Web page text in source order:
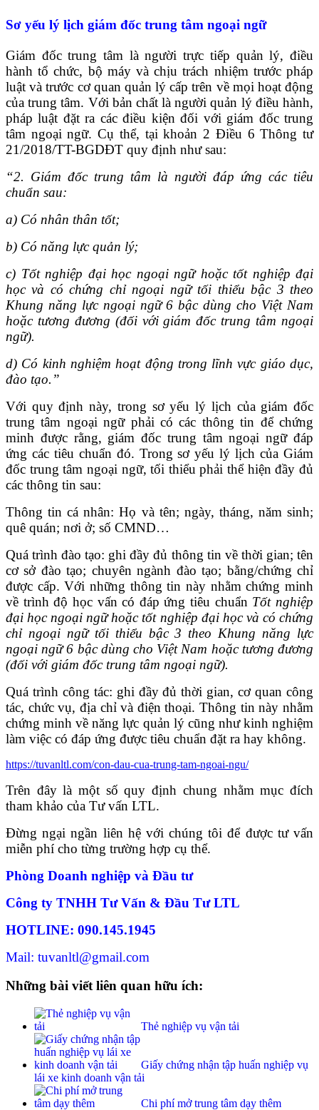
Sơ yếu lý lịch giám đốc trung tâm ngoại ngữ
Giám đốc trung tâm là người trực tiếp quản lý, điều
hành tổ chức, bộ máy và chịu trách nhiệm trước pháp
luật và trước cơ quan quản lý cấp trên về mọi hoạt động
của trung tâm. Với bản chất là người quản lý điều hành,
pháp luật đặt ra các điều kiện đối với giám đốc trung
tâm ngoại ngữ. Cụ thể, tại khoản 2 Điều 6 Thông tư
21/2018/TT-BGDĐT quy định như sau:
“2. Giám đốc trung tâm là người đáp ứng các tiêu
chuẩn sau:
a) Có nhân thân tốt;
b) Có năng lực quản lý;
c) Tốt nghiệp đại học ngoại ngữ hoặc tốt nghiệp đại
học và có chứng chỉ ngoại ngữ tối thiểu bậc 3 theo
Khung năng lực ngoại ngữ 6 bậc dùng cho Việt Nam
hoặc tương đương (đối với giám đốc trung tâm ngoại
ngữ).
d) Có kinh nghiệm hoạt động trong lĩnh vực giáo dục,
đào tạo.”
Với quy định này, trong sơ yếu lý lịch của giám đốc
trung tâm ngoại ngữ phải có các thông tin để chứng
minh được rằng, giám đốc trung tâm ngoại ngữ đáp
ứng các tiêu chuẩn đó. Trong sơ yếu lý lịch của Giám
đốc trung tâm ngoại ngữ, tối thiểu phải thể hiện đầy đủ
các thông tin sau:
Thông tin cá nhân: Họ và tên; ngày, tháng, năm sinh;
quê quán; nơi ở; số CMND…
Quá trình đào tạo: ghi đầy đủ thông tin về thời gian; tên
cơ sở đào tạo; chuyên ngành đào tạo; bằng/chứng chỉ
được cấp. Với những thông tin này nhằm chứng minh
về trình độ học vấn có đáp ứng tiêu chuẩn Tốt nghiệp
đại học ngoại ngữ hoặc tốt nghiệp đại học và có chứng
chỉ ngoại ngữ tối thiểu bậc 3 theo Khung năng lực
ngoại ngữ 6 bậc dùng cho Việt Nam hoặc tương đương
(đối với giám đốc trung tâm ngoại ngữ).
Quá trình công tác: ghi đầy đủ thời gian, cơ quan công
tác, chức vụ, địa chỉ và điện thoại. Thông tin này nhằm
chứng minh về năng lực quản lý cũng như kinh nghiệm
làm việc có đáp ứng được tiêu chuẩn đặt ra hay không.
https://tuvanltl.com/con-dau-cua-trung-tam-ngoai-ngu/
Trên đây là một số quy định chung nhằm mục đích
tham khảo của Tư vấn LTL.
Đừng ngại ngần liên hệ với chúng tôi để được tư vấn
miễn phí cho từng trường hợp cụ thể.
Phòng Doanh nghiệp và Đầu tư
Công ty TNHH Tư Vấn & Đầu Tư LTL
HOTLINE: 090.145.1945
Mail: tuvanltl@gmail.com
Những bài viết liên quan hữu ích:
Thẻ nghiệp vụ vận tải
Giấy chứng nhận tập huấn nghiệp vụ
lái xe kinh doanh vận tải
Chi phí mở trung tâm dạy thêm